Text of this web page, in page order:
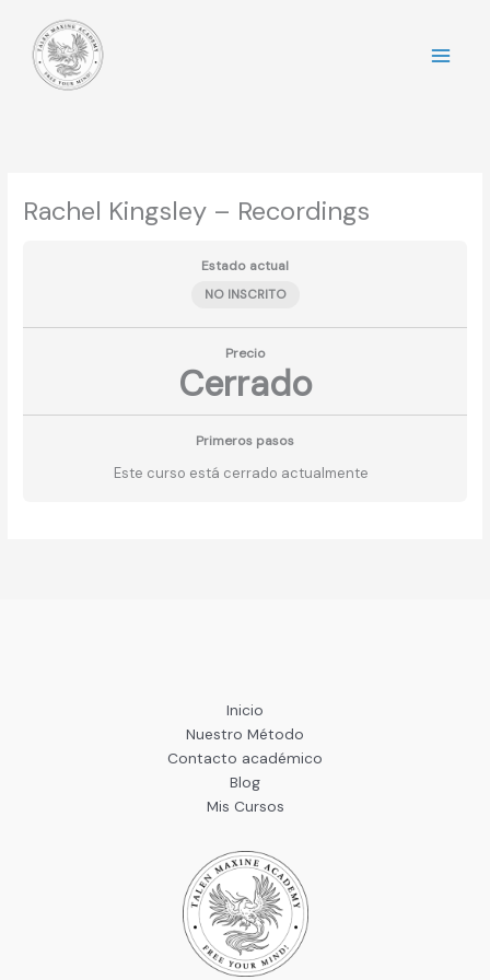
contenido
Rachel Kingsley – Recordings
Estado actual
NO INSCRITO
Precio
Cerrado
Primeros pasos
Este curso está cerrado actualmente
Inicio
Nuestro Método
Contacto académico
Blog
Mis Cursos